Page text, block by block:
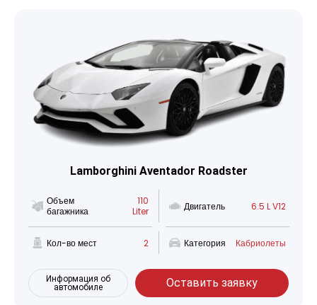
Lamborghini Aventador Roadster
Объем
багажника
110
Liter
Двигатель 6.5 L V12
Кол-во мест 2 Категория Кабриолеты
Информация об
автомобиле
Оставить заявку